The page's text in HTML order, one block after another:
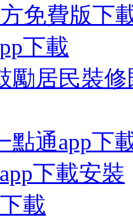
免費版下
下載
勵居民裝
點通app下
下載安裝
載